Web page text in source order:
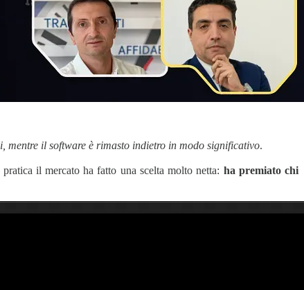
il software è rimasto indietro in modo significativo.
il mercato ha fatto una scelta molto netta: ha premiato chi